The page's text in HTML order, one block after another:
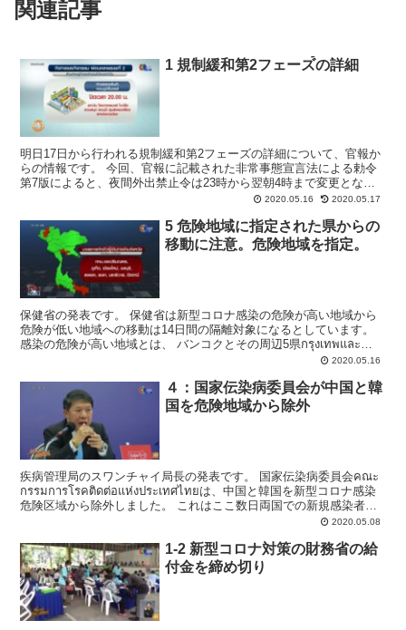
関連記事
1 規制緩和第2フェーズ้の詳細
明日17日から行われる規制緩和第2フェーズの詳細について、官報か
らの情報です。 今回、官報に記載された非常事態宣言法による勅令
第7版によると、夜間外出禁止令は23時から翌朝4時まで変更となり
ました。 現行では22時から翌朝４時までのため1時...
2020.05.16 2020.05.17
5 危険地域に指定された県からの
移動に注意。危険地域を指定。
保健省の発表です。 保健省は新型コロナ感染の危険が高い地域から
危険が低い地域への移動は14日間の隔離対象になるとしています。
感染の危険が高い地域とは、 バンコクとその周辺5県กรุงเทพและ
2020.05.16
４：国家伝染病委員会が中国と韓
国を危険地域から除外
疾病管理局のスワンチャイ局長の発表です。 国家伝染病委員会คณะ
กรรมการโรคติดต่อแห่งประเทศไทยは、中国と韓国を新型コロナ感染
危険区域から除外しました。 これはここ数日両国での新規感染者は
2020.05.08
1-2 新型コロナ対策の財務省の給
付金を締め切り